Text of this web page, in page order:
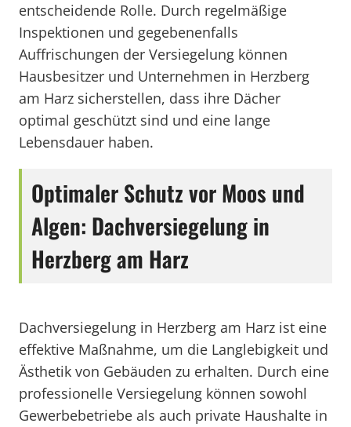
entscheidende Rolle. Durch regelmäßige
Inspektionen und gegebenenfalls
Auffrischungen der Versiegelung können
Hausbesitzer und Unternehmen in Herzberg
am Harz sicherstellen, dass ihre Dächer
optimal geschützt sind und eine lange
Lebensdauer haben.
Optimaler Schutz vor Moos und
Algen: Dachversiegelung in
Herzberg am Harz
Dachversiegelung in Herzberg am Harz ist eine
effektive Maßnahme, um die Langlebigkeit und
Ästhetik von Gebäuden zu erhalten. Durch eine
professionelle Versiegelung können sowohl
Gewerbebetriebe als auch private Haushalte in